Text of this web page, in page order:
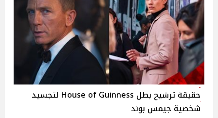
حقيقة ترشيح بطل House of Guinness لتجسيد
شخصية جيمس بوند